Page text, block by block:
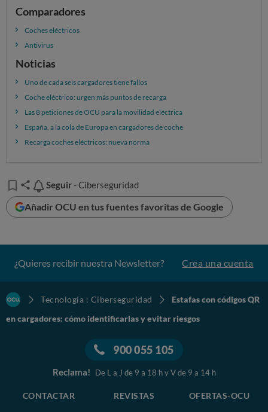
Comparadores
Coches eléctricos
Antivirus
Noticias
Uno de cada seis cargadores tiene fallos
Coche eléctrico: urgen más puntos de recarga
Las 8 peticiones de OCU para la movilidad eléctrica
España, a la cola de Europa en cargadores de coche
Recarga coches eléctricos: nueva norma
Seguir
Seguir - Ciberseguridad
Añadir OCU en tus fuentes favoritas de Google
¿Quieres recibir nuestra Newsletter? Crea una cuenta
Tecnología : Ciberseguridad
Estafas con códigos QR
en cargadores: cómo identificarlas y evitar riesgos
900 055 105
Reclama! De L a J de 9 a 18 h y V de 9 a 14 h
CONTACTAR REVISTAS OFERTAS-OCU